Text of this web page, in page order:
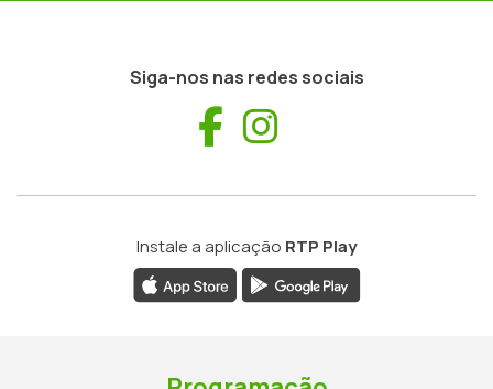
Siga-nos nas redes sociais
Facebook
Instale a aplicação RTP Play